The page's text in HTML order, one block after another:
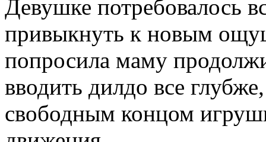
Девушке потребовалось
привыкнуть к новым
попросила маму
вводить дилдо все
свободным концом